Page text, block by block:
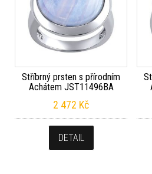
Stříbrný prsten s přírodním
Achátem JST11496BA
2 472 Kč
DETAIL